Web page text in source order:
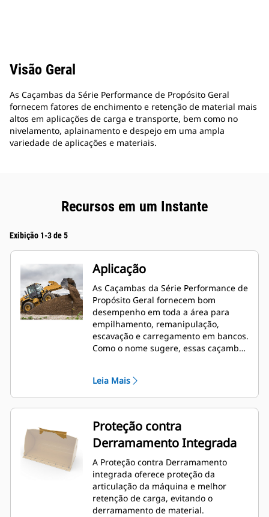
Visão Geral
As Caçambas da Série Performance de Propósito Geral
fornecem fatores de enchimento e retenção de material mais
altos em aplicações de carga e transporte, bem como no
nivelamento, aplainamento e despejo em uma ampla
variedade de aplicações e materiais.
Recursos em um Instante
Exibição 1-3 de 5
Aplicação
As Caçambas da Série Performance de
Propósito Geral fornecem bom
desempenho em toda a área para
empilhamento, remanipulação,
escavação e carregamento em bancos.
Como o nome sugere, essas caçambas
São projetadas para forças de
desagregação padrão e condições de
abrasão. Ideal para aplicações de
arrasto para trás e nivelamento. O
fator de enchimento das caçambas da
Série Performance pode estar até
115% acima da capacidade
especificada.
Leia Mais
Proteção contra
Derramamento Integrada
A Proteção contra Derramamento
integrada oferece proteção da
articulação da máquina e melhor
retenção de carga, evitando o
derramamento de material.